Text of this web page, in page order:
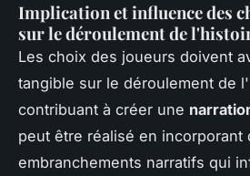
Implication et influence des
sur le déroulement de
Les choix des joueurs doivent
tangible sur le déroulement de
contribuant à créer une
peut être réalisé en incorporant
embranchements narratifs qui